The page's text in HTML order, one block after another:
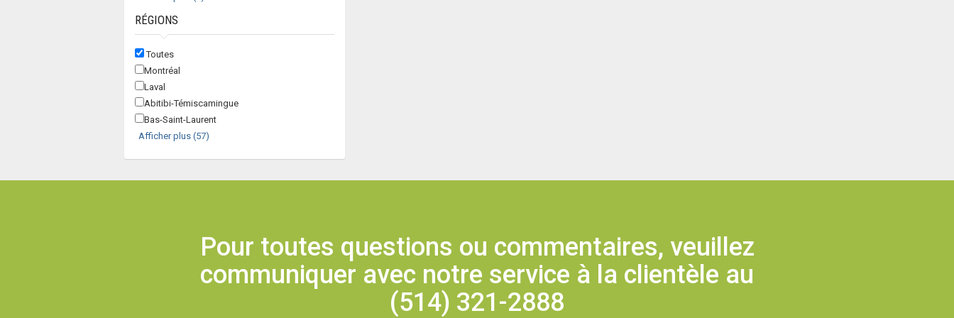
RÉGIONS
Toutes
Montréal
Laval
Abitibi-Témiscamingue
Bas-Saint-Laurent
Afficher plus (57)
Pour toutes questions ou commentaires, veuillez
communiquer avec notre service à la clientèle au
(514) 321-2888